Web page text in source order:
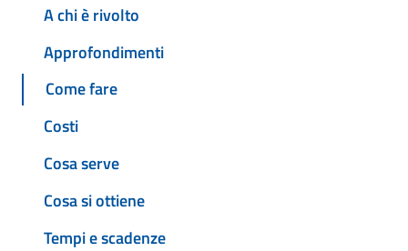
A chi è rivolto
Approfondimenti
Come fare
Costi
Cosa serve
Cosa si ottiene
Tempi e scadenze